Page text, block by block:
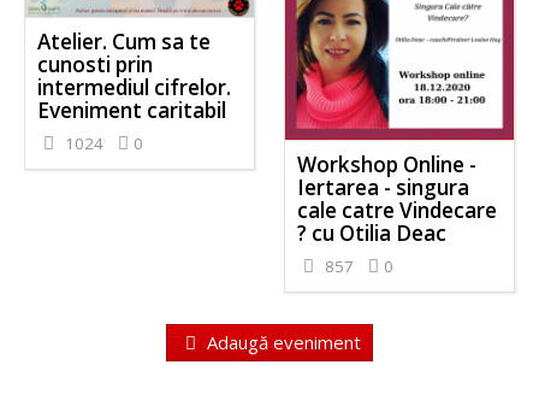
Atelier. Cum sa te
cunosti prin
intermediul cifrelor.
Eveniment caritabil
1024 0
Workshop Online -
Iertarea - singura
cale catre Vindecare
? cu Otilia Deac
857 0
Adaugă eveniment